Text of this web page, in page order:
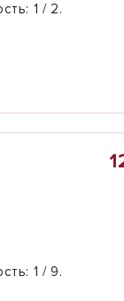
1 / 2.
1 / 9.